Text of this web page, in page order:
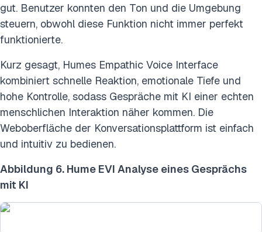
gut. Benutzer konnten den Ton und die Umgebung
steuern, obwohl diese Funktion nicht immer perfekt
funktionierte.
Kurz gesagt, Humes Empathic Voice Interface
kombiniert schnelle Reaktion, emotionale Tiefe und
hohe Kontrolle, sodass Gespräche mit KI einer echten
menschlichen Interaktion näher kommen. Die
Weboberfläche der Konversationsplattform ist einfach
und intuitiv zu bedienen.
Abbildung 6. Hume EVI Analyse eines Gesprächs
mit KI